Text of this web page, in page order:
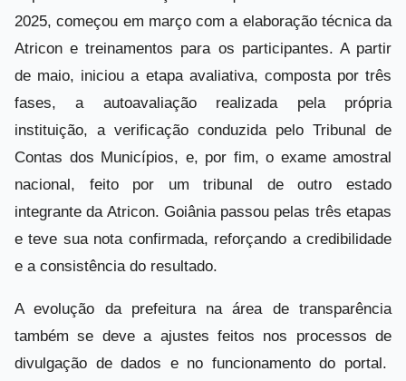
2025, começou em março com a elaboração técnica da
Atricon e treinamentos para os participantes. A partir
de maio, iniciou a etapa avaliativa, composta por três
fases, a autoavaliação realizada pela própria
instituição, a verificação conduzida pelo Tribunal de
Contas dos Municípios, e, por fim, o exame amostral
nacional, feito por um tribunal de outro estado
integrante da Atricon. Goiânia passou pelas três etapas
e teve sua nota confirmada, reforçando a credibilidade
e a consistência do resultado.
A evolução da prefeitura na área de transparência
também se deve a ajustes feitos nos processos de
divulgação de dados e no funcionamento do portal.